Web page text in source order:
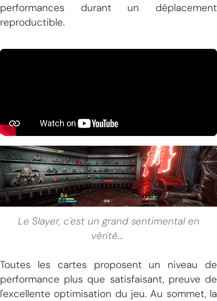
performances durant un déplacement
reproductible.
Le Slayer, c'est un grand sentimental en
vérité...
Toutes les cartes proposent un niveau de
performance plus que satisfaisant, preuve de
l'excellente optimisation du jeu. Au sommet, la